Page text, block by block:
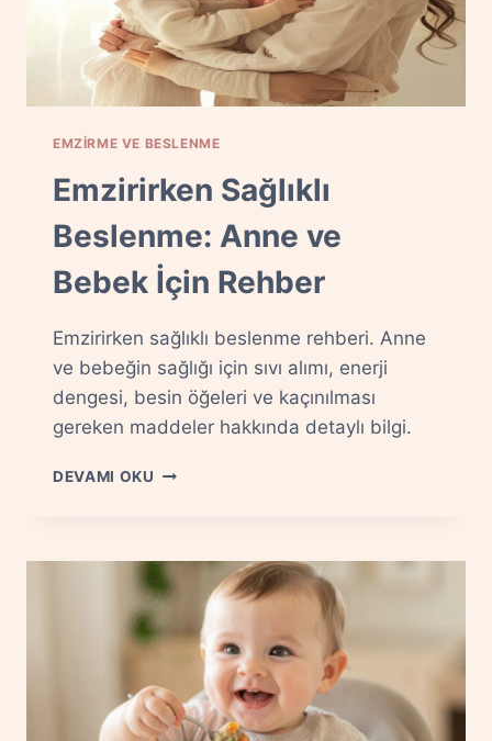
EMZIRME VE BESLENME
Emzirirken Sağlıklı
Beslenme: Anne ve
Bebek İçin Rehber
Emzirirken sağlıklı beslenme rehberi. Anne
ve bebeğin sağlığı için sıvı alımı, enerji
dengesi, besin öğeleri ve kaçınılması
gereken maddeler hakkında detaylı bilgi.
DEVAMI OKU EMZIRIRKEN
VE
BEBEK
İÇIN
REHBER